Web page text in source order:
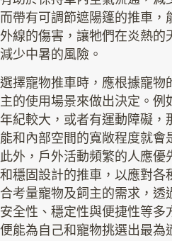
而帶有可調節遮陽篷的推車，
外線的傷害，讓牠們在炎熱的
減少中暑的風險。
選擇寵物推車時，應根據寵物
主的使用場景來做出決定。例
年紀較大，或者有運動障礙，
能和內部空間的寬敞程度就會
此外，戶外活動頻繁的人應優
和穩固設計的推車，以應對各
合考量寵物及飼主的需求，透
安全性、穩定性與便捷性等多
便能為自己和寵物挑選出最為